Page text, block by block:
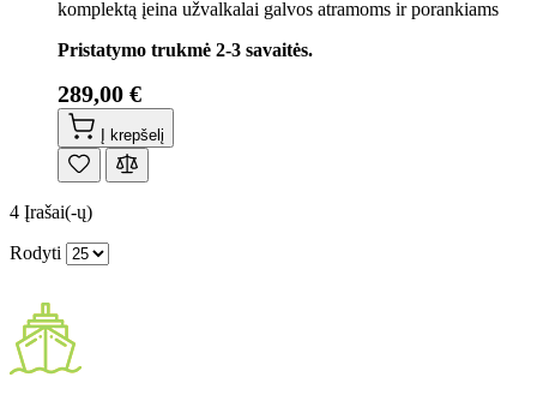
komplektą įeina užvalkalai galvos atramoms ir porankiams
Pristatymo trukmė 2-3 savaitės.
289,00 €
Į krepšelį
4 Įrašai(-ų)
Rodyti